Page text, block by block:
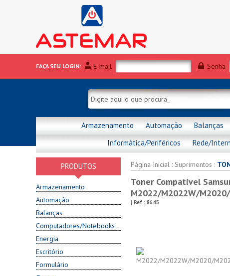
FAÇA SEU LOGIN: E-mail Senha
Armazenamento Automação Balanças
Informática/Periféricos
Rede/
PRODUTOS
Armazenamento
Automação
Balanças
Computadores/Notebooks
Energia
Escritório
Formulário
Página Inicial : Suprimentos :
Toner Compatível
M2022/M2022W/
| Ref.: 8645